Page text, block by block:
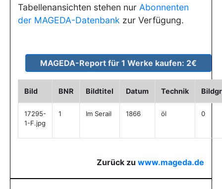
Tabellenansichten stehen nur Abonnenten
der MAGEDA-Datenbank zur Verfügung.
Bild BNR Bildtitel Datum Technik
17295-
1-F.jpg
1 Im Serail 1866 öl 0
Zurück zu www.mageda.de